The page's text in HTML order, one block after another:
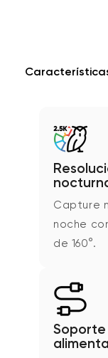
Capture
noche
de 160°.